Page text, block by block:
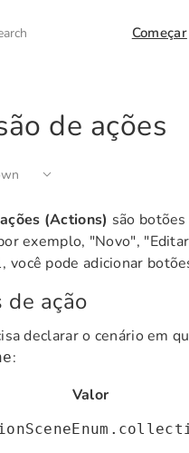
Começar
de ações
ações (Actions) são
exemplo, "Novo",
, você pode adicionar
de ação
declarar o cenário em
:
Valor